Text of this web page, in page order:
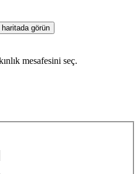
görün
mesafesini seç.